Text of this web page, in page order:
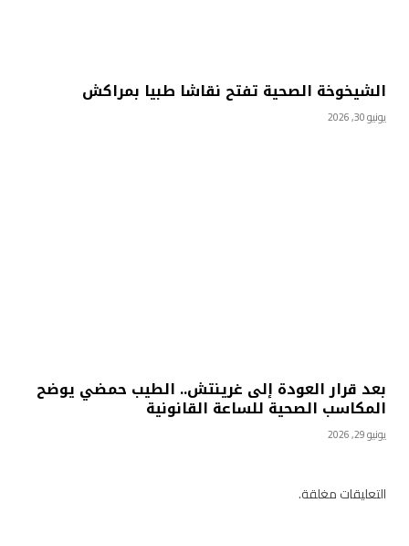
الشيخوخة الصحية تفتح نقاشا طبيا بمراكش
يونيو 30, 2026
بعد قرار العودة إلى غرينتش.. الطيب حمضي يوضح
المكاسب الصحية للساعة القانونية
يونيو 29, 2026
التعليقات مغلقة.